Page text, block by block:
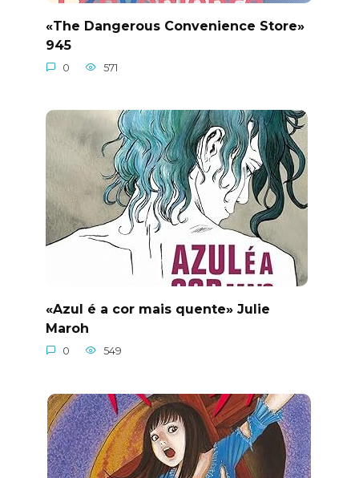
«The Dangerous Convenience Store»
945
0 571
«Azul é a cor mais quente» Julie
Maroh
0 549